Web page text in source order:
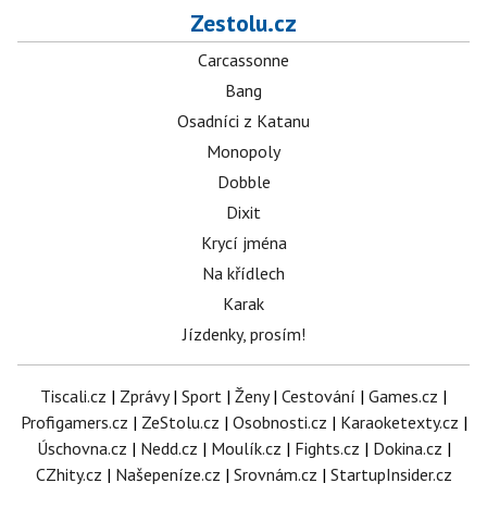
Zestolu.cz
Carcassonne
Bang
Osadníci z Katanu
Monopoly
Dobble
Dixit
Krycí jména
Na křídlech
Karak
Jízdenky, prosím!
Tiscali.cz | Zprávy| Sport | Ženy| Cestování | Games.cz |
Profigamers.cz | ZeStolu.cz | Osobnosti.cz | Karaoketexty.cz |
Úschovna.cz | Nedd.cz | Moulík.cz | Fights.cz | Dokina.cz |
CZhity.cz | Našepeníze.cz | Srovnám.cz | StartupInsider.cz